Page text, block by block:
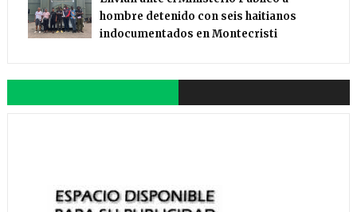
hombre detenido con seis haitianos
indocumentados en Montecristi